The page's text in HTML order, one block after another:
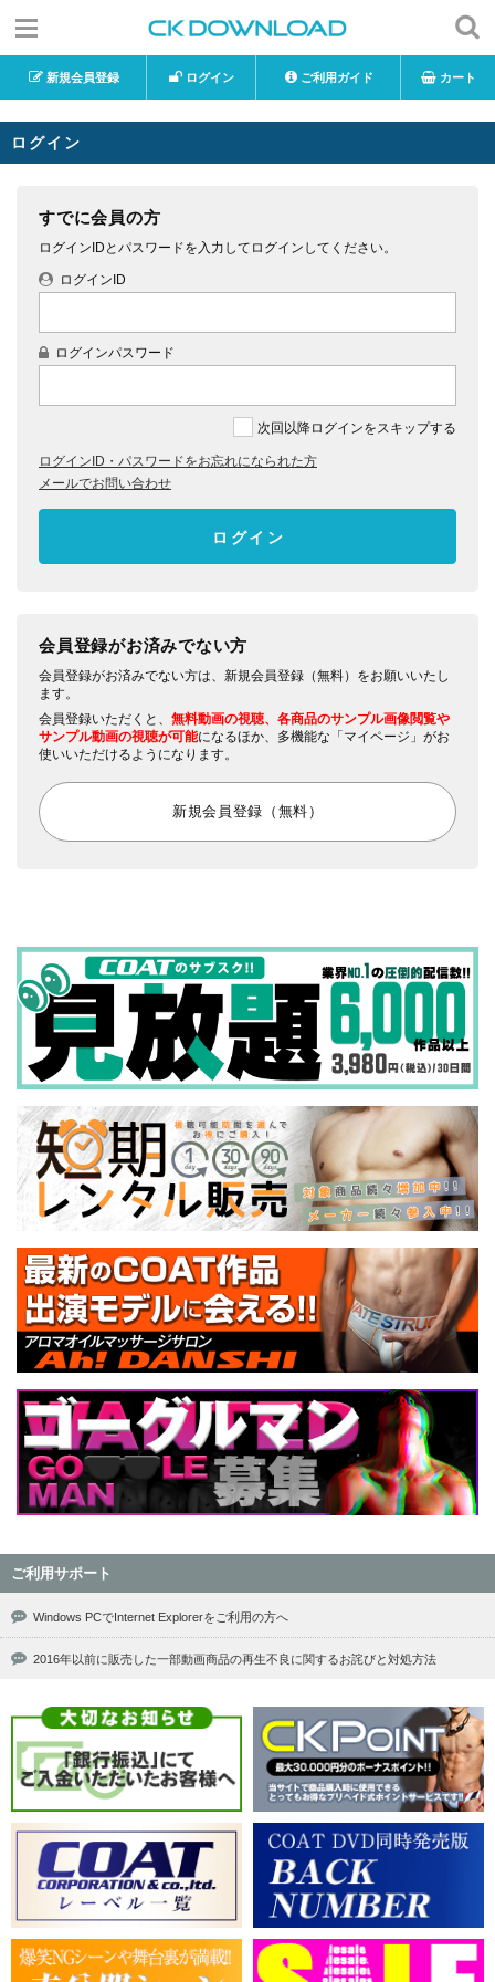
新規会員登録 ログイン ご利用ガイド カート
ログイン
すでに会員の方
ログインIDとパスワードを入力してログインしてください。
ログインID
ログインパスワード
次回以降ログインをスキップする
ログインID・パスワードをお忘れになられた方
メールでお問い合わせ
会員登録がお済みでない方
会員登録がお済みでない方は、新規会員登録（無料）をお願いいたし
ます。
会員登録いただくと、 無料動画の視聴、各商品のサンプル画像閲覧や
サンプル動画の視聴が可能になるほか、多機能な「マイページ」がお
使いいただけるようになります。
ご利用サポート
Windows PCでInternet Explorerをご利用の方へ
2016年以前に販売した一部動画商品の再生不良に関するお詫びと対処方法